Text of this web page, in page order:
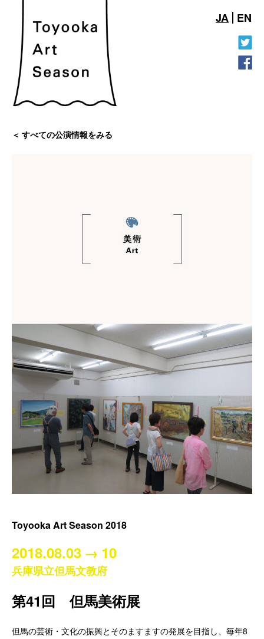
JA EN
すべての公演情報をみる
Toyooka Art Season 2018
2018.08.03 → 10
兵庫県立但馬文教府
第41回 但馬美術展
但馬の芸術・文化の振興とそのますますの発展を目指し、毎年8